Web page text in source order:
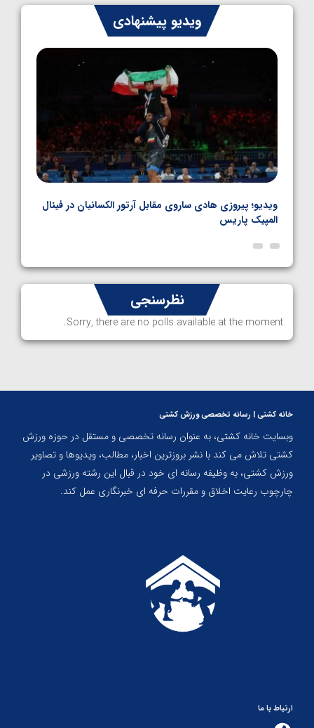
ایران چشم به راه چهار مدال در پنج وزن دوم
کشتی فرنگی نوجوانان جهان
1405/05/06
ویدیو پیشنهادی
ویدیو؛ پیروزی هادی ساروی مقابل آرتور الکسانیان در فینال
المپیک پاریس
نظرسنجی
Sorry, there are no polls available at the moment.
خانه کشتی | رسانه تخصصی ورزش کشتی
وبسایت خانه کشتی، به عنوان رسانه تخصصی و مستقل در حوزه ورزش
کشتی تلاش می کند با نشر بروزترین اخبار، مطالب، ویدیوها و تصاویر
ورزش کشتی، به وظیفه رسانه ای خود در قبال این رشته ورزشی در
چارچوب رعایت اخلاق و مقررات حرفه ای خبرنگاری عمل کند.
ارتباط با ما